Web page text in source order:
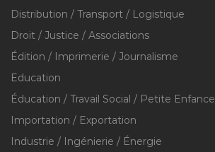
Distribution / Transport / Logistique
Droit / Justice / Associations
Édition / Imprimerie / Journalisme
Education
Éducation / Travail Social / Petite Enfance
Importation / Exportation
Industrie / Ingénierie / Énergie